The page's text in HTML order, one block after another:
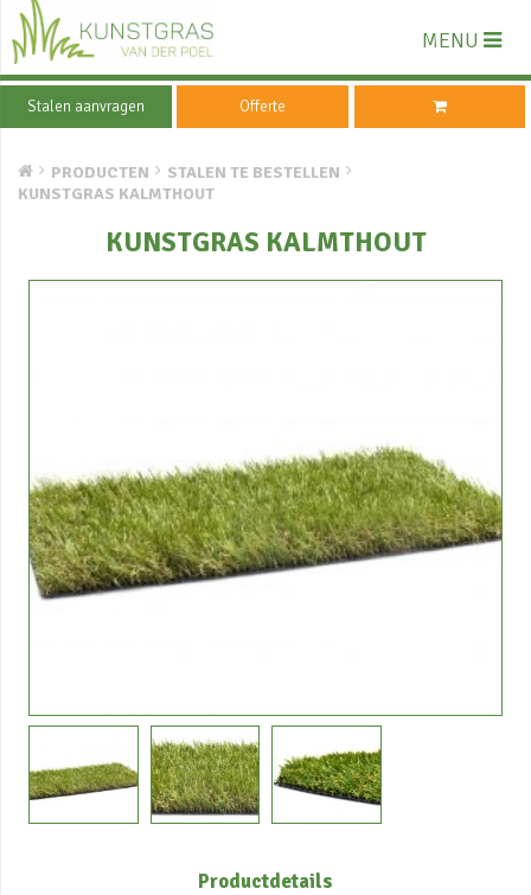
MENU
Stalen aanvragen Offerte
PRODUCTEN
STALEN TE BESTELLEN
KUNSTGRAS KALMTHOUT
KUNSTGRAS KALMTHOUT
Productdetails